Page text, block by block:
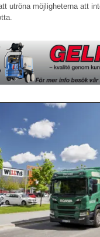
utröna möjligheterna att